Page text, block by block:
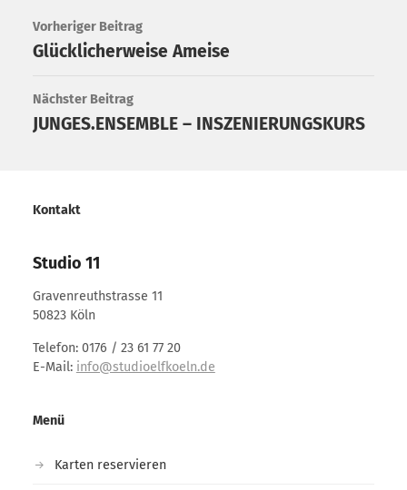
Vorheriger Beitrag
Glücklicherweise Ameise
Nächster Beitrag
JUNGES.ENSEMBLE – INSZENIERUNGSKURS
Kontakt
Studio 11
Gravenreuthstrasse 11
50823 Köln
Telefon: 0176 / 23 61 77 20
E-Mail: info@studioelfkoeln.de
Menü
Karten reservieren